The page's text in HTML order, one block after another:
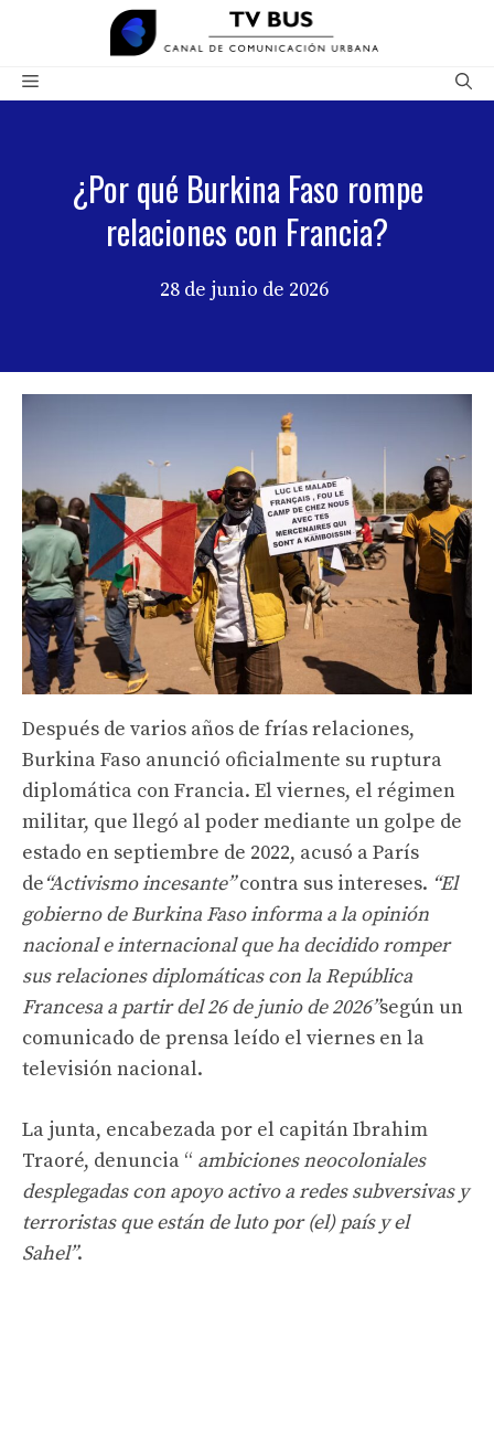
contenido
Menú
¿Por qué Burkina Faso rompe
relaciones con Francia?
28 de junio de 2026
Después de varios años de frías relaciones,
Burkina Faso anunció oficialmente su ruptura
diplomática con Francia. El viernes, el régimen
militar, que llegó al poder mediante un golpe de
estado en septiembre de 2022, acusó a París
de“Activismo incesante”contra sus intereses. “El
gobierno de Burkina Faso informa a la opinión
nacional e internacional que ha decidido romper
sus relaciones diplomáticas con la República
Francesa a partir del 26 de junio de 2026”según un
comunicado de prensa leído el viernes en la
televisión nacional.
La junta, encabezada por el capitán Ibrahim
Traoré, denuncia “ ambiciones neocoloniales
desplegadas con apoyo activo a redes subversivas y
terroristas que están de luto por (el) país y el
Sahel”.